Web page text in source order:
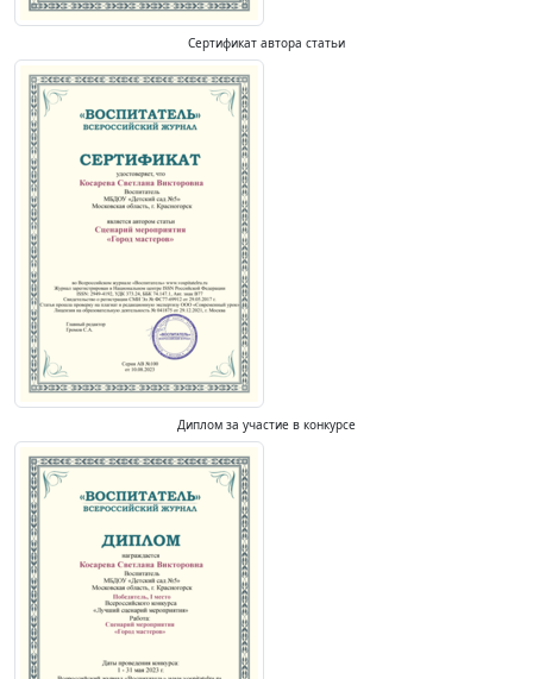
Сертификат автора статьи
Диплом за участие в конкурсе